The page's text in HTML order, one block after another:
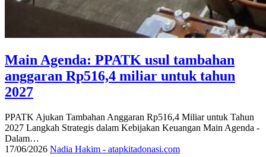
Main Agenda: PPATK usul tambahan
anggaran Rp516,4 miliar untuk tahun
2027
PPATK Ajukan Tambahan Anggaran Rp516,4 Miliar untuk Tahun
2027 Langkah Strategis dalam Kebijakan Keuangan Main Agenda -
Dalam…
17/06/2026 Nadia Hakim - atapkitadonasi.com